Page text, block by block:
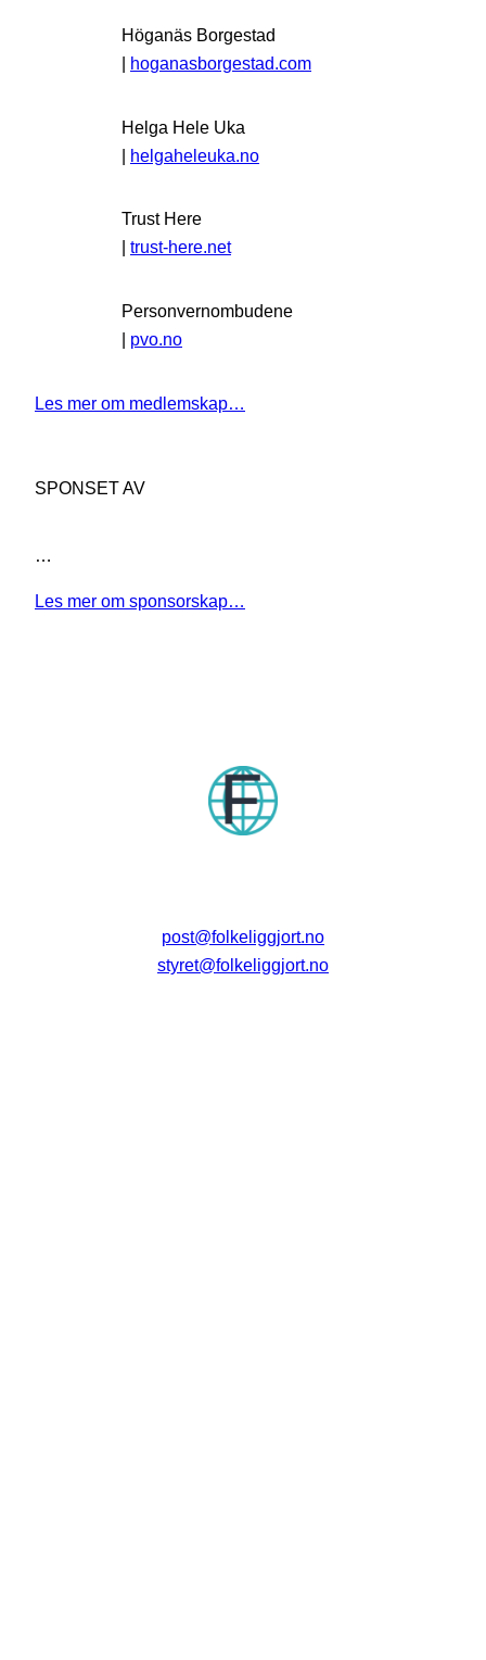
Höganäs Borgestad
| hoganasborgestad.com
Helga Hele Uka
| helgaheleuka.no
Trust Here
trust-here.net
Personvernombudene
| pvo.no
Les mer om medlemskap…
SPONSET AV
…
Les mer om sponsorskap…
post@folkeliggjort.no
styret@folkeliggjort.no